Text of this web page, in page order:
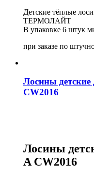
меху
для
девочек
3506
Детские тёплые
ТЕРМОЛАЙТ
В упаковке 6 штук
при заказе по
Лосины детские
CW2016
Лосины
A CW2016